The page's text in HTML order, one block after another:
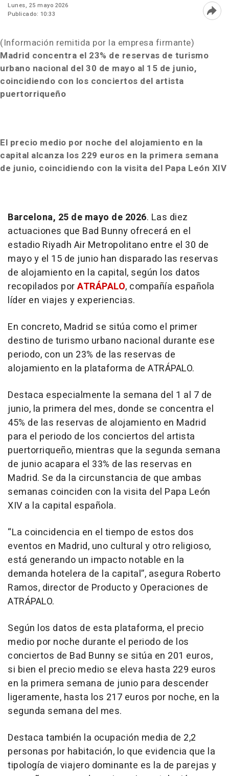
Lunes, 25 mayo 2026
Publicado: 10:33
(Información remitida por la empresa firmante)
Madrid concentra el 23% de reservas de turismo
urbano nacional del 30 de mayo al 15 de junio,
coincidiendo con los conciertos del artista
puertorriqueño
El precio medio por noche del alojamiento en la
capital alcanza los 229 euros en la primera semana
de junio, coincidiendo con la visita del Papa León XIV
Barcelona, 25 de mayo de 2026. Las diez
actuaciones que Bad Bunny ofrecerá en el
estadio Riyadh Air Metropolitano entre el 30 de
mayo y el 15 de junio han disparado las reservas
de alojamiento en la capital, según los datos
recopilados porATRÁPALO, compañía española
líder en viajes y experiencias.
En concreto, Madrid se sitúa como el primer
destino de turismo urbano nacional durante ese
periodo, con un 23% de las reservas de
alojamiento en la plataforma de ATRÁPALO.
Destaca especialmente la semana del 1 al 7 de
junio, la primera del mes, donde se concentra el
45% de las reservas de alojamiento en Madrid
para el periodo de los conciertos del artista
puertorriqueño, mientras que la segunda semana
de junio acapara el 33% de las reservas en
Madrid. Se da la circunstancia de que ambas
semanas coinciden con la visita del Papa León
XIV a la capital española.
“La coincidencia en el tiempo de estos dos
eventos en Madrid, uno cultural y otro religioso,
está generando un impacto notable en la
demanda hotelera de la capital”, asegura Roberto
Ramos, director de Producto y Operaciones de
ATRÁPALO.
Según los datos de esta plataforma, el precio
medio por noche durante el periodo de los
conciertos de Bad Bunny se sitúa en 201 euros,
si bien el precio medio se eleva hasta 229 euros
en la primera semana de junio para descender
ligeramente, hasta los 217 euros por noche, en la
segunda semana del mes.
Destaca también la ocupación media de 2,2
personas por habitación, lo que evidencia que la
tipología de viajero dominante es la de parejas y